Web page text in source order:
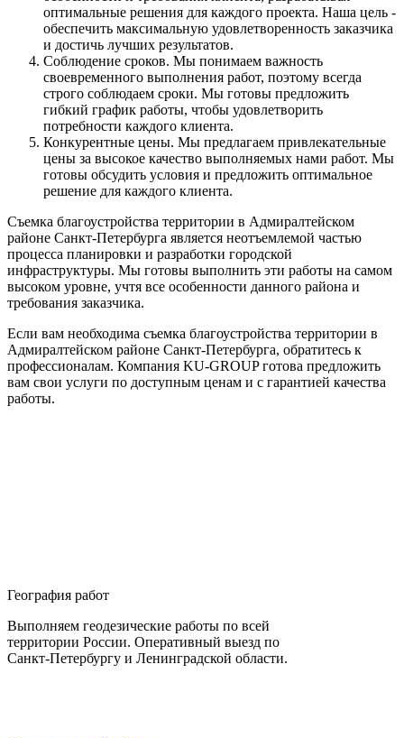
оптимальные решения для каждого проекта. Наша цель -
обеспечить максимальную удовлетворенность заказчика
и достичь лучших результатов.
Соблюдение сроков. Мы понимаем важность
своевременного выполнения работ, поэтому всегда
строго соблюдаем сроки. Мы готовы предложить
гибкий график работы, чтобы удовлетворить
потребности каждого клиента.
Конкурентные цены. Мы предлагаем привлекательные
цены за высокое качество выполняемых нами работ. Мы
готовы обсудить условия и предложить оптимальное
решение для каждого клиента.
Съемка благоустройства территории в Адмиралтейском
районе Санкт-Петербурга является неотъемлемой частью
процесса планировки и разработки городской
инфраструктуры. Мы готовы выполнить эти работы на самом
высоком уровне, учтя все особенности данного района и
требования заказчика.
Если вам необходима съемка благоустройства территории в
Адмиралтейском районе Санкт-Петербурга, обратитесь к
профессионалам. Компания KU-GROUP готова предложить
вам свои услуги по доступным ценам и с гарантией качества
работы.
География работ
Выполняем геодезические работы по всей
территории России. Оперативный выезд по
Санкт-Петербургу и Ленинградской области.